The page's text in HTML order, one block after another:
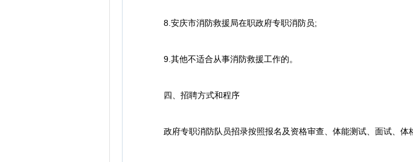
8.安庆市消防救援局在职政府专职消防员;
9.其他不适合从事消防救援工作的。
四、招聘方式和程序
政府专职消防队员招录按照报名及资格审查、体能测试、面试、体